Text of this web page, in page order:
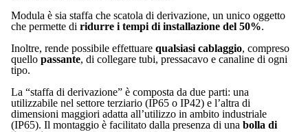
Modula è sia staffa che scatola di derivazione, un unico oggetto
che permette di ridurre i tempi di installazione del 50%.
Inoltre, rende possibile effettuare qualsiasi cablaggio, compreso
quello passante, di collegare tubi, pressacavo e canaline di ogni
tipo.
La “staffa di derivazione” è composta da due parti: una
utilizzabile nel settore terziario (IP65 o IP42) e l’altra di
dimensioni maggiori adatta all’utilizzo in ambito industriale
(IP65). Il montaggio è facilitato dalla presenza di una bolla di